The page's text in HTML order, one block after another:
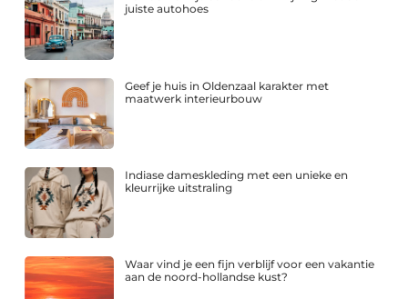
juiste autohoes
Geef je huis in Oldenzaal karakter met
maatwerk interieurbouw
Indiase dameskleding met een unieke en
kleurrijke uitstraling
Waar vind je een fijn verblijf voor een vakantie
aan de noord-hollandse kust?